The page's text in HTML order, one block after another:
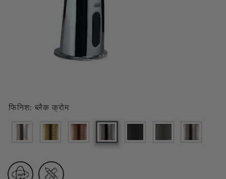
फिनिश: ब्लैक क्रोम